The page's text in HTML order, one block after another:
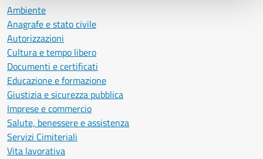
Ambiente
Anagrafe e stato civile
Autorizzazioni
Cultura e tempo libero
Documenti e certificati
Educazione e formazione
Giustizia e sicurezza pubblica
Imprese e commercio
Salute, benessere e assistenza
Servizi Cimiteriali
Vita lavorativa